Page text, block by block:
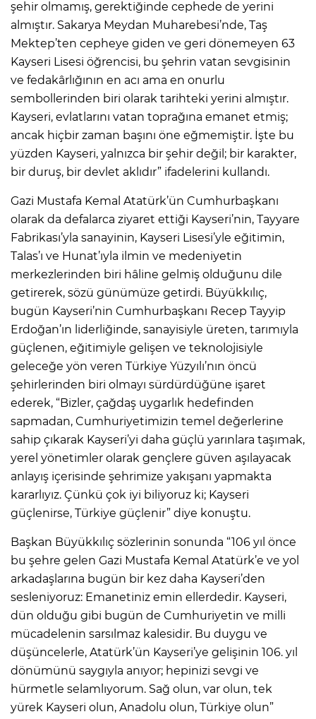
şehir olmamış, gerektiğinde cephede de yerini
almıştır. Sakarya Meydan Muharebesi’nde, Taş
Mektep’ten cepheye giden ve geri dönemeyen 63
Kayseri Lisesi öğrencisi, bu şehrin vatan sevgisinin
ve fedakârlığının en acı ama en onurlu
sembollerinden biri olarak tarihteki yerini almıştır.
Kayseri, evlatlarını vatan toprağına emanet etmiş;
ancak hiçbir zaman başını öne eğmemiştir. İşte bu
yüzden Kayseri, yalnızca bir şehir değil; bir karakter,
bir duruş, bir devlet aklıdır” ifadelerini kullandı.
Gazi Mustafa Kemal Atatürk’ün Cumhurbaşkanı
olarak da defalarca ziyaret ettiği Kayseri’nin, Tayyare
Fabrikası’yla sanayinin, Kayseri Lisesi’yle eğitimin,
Talas’ı ve Hunat’ıyla ilmin ve medeniyetin
merkezlerinden biri hâline gelmiş olduğunu dile
getirerek, sözü günümüze getirdi. Büyükkılıç,
bugün Kayseri’nin Cumhurbaşkanı Recep Tayyip
Erdoğan’ın liderliğinde, sanayisiyle üreten, tarımıyla
güçlenen, eğitimiyle gelişen ve teknolojisiyle
geleceğe yön veren Türkiye Yüzyılı’nın öncü
şehirlerinden biri olmayı sürdürdüğüne işaret
ederek, “Bizler, çağdaş uygarlık hedefinden
sapmadan, Cumhuriyetimizin temel değerlerine
sahip çıkarak Kayseri’yi daha güçlü yarınlara taşımak,
yerel yönetimler olarak gençlere güven aşılayacak
anlayış içerisinde şehrimize yakışanı yapmakta
kararlıyız. Çünkü çok iyi biliyoruz ki; Kayseri
güçlenirse, Türkiye güçlenir” diye konuştu.
Başkan Büyükkılıç sözlerinin sonunda “106 yıl önce
bu şehre gelen Gazi Mustafa Kemal Atatürk’e ve yol
arkadaşlarına bugün bir kez daha Kayseri’den
sesleniyoruz: Emanetiniz emin ellerdedir. Kayseri,
dün olduğu gibi bugün de Cumhuriyetin ve milli
mücadelenin sarsılmaz kalesidir. Bu duygu ve
düşüncelerle, Atatürk’ün Kayseri’ye gelişinin 106. yıl
dönümünü saygıyla anıyor; hepinizi sevgi ve
hürmetle selamlıyorum. Sağ olun, var olun, tek
yürek Kayseri olun, Anadolu olun, Türkiye olun”